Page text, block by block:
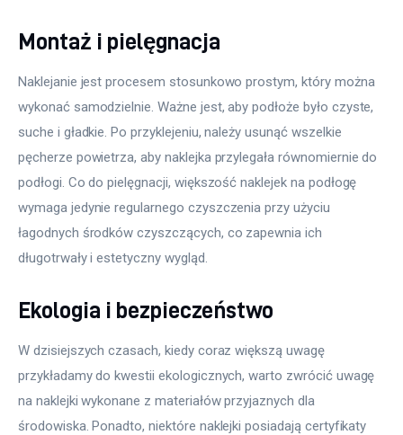
Montaż i pielęgnacja
Naklejanie jest procesem stosunkowo prostym, który można
wykonać samodzielnie. Ważne jest, aby podłoże było czyste,
suche i gładkie. Po przyklejeniu, należy usunąć wszelkie
pęcherze powietrza, aby naklejka przylegała równomiernie do
podłogi. Co do pielęgnacji, większość naklejek na podłogę
wymaga jedynie regularnego czyszczenia przy użyciu
łagodnych środków czyszczących, co zapewnia ich
długotrwały i estetyczny wygląd.
Ekologia i bezpieczeństwo
W dzisiejszych czasach, kiedy coraz większą uwagę
przykładamy do kwestii ekologicznych, warto zwrócić uwagę
na naklejki wykonane z materiałów przyjaznych dla
środowiska. Ponadto, niektóre naklejki posiadają certyfikaty